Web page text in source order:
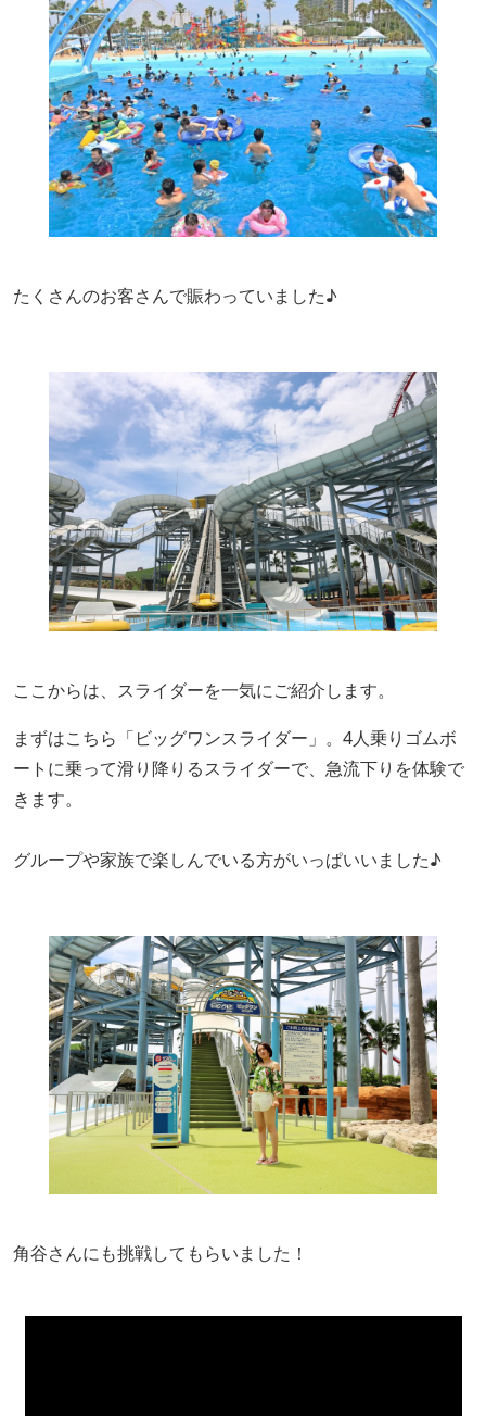
たくさんのお客さんで賑わっていました♪
ここからは、スライダーを一気にご紹介します。
まずはこちら「ビッグワンスライダー」。4人乗りゴムボ
ートに乗って滑り降りるスライダーで、急流下りを体験で
きます。
グループや家族で楽しんでいる方がいっぱいいました♪
角谷さんにも挑戦してもらいました！